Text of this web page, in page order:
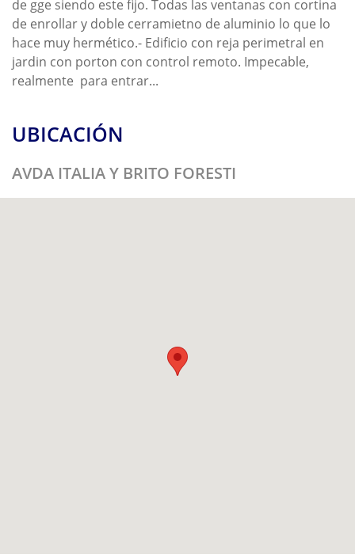
de gge siendo este fijo. Todas las ventanas con cortina
de enrollar y doble cerramietno de aluminio lo que lo
hace muy hermético.- Edificio con reja perimetral en
jardin con porton con control remoto. Impecable,
realmente para entrar...
UBICACIÓN
AVDA ITALIA Y BRITO FORESTI